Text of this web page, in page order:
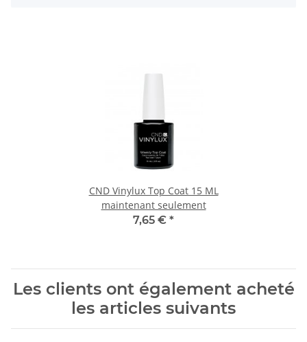
CND Vinylux Top Coat 15 ML
maintenant seulement
7,65 € *
Les clients ont également acheté
les articles suivants